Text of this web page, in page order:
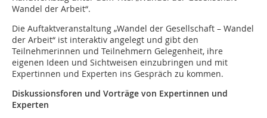
Wandel der Arbeit“.
Die Auftaktveranstaltung „Wandel der Gesellschaft – Wandel
der Arbeit“ ist interaktiv angelegt und gibt den
Teilnehmerinnen und Teilnehmern Gelegenheit, ihre
eigenen Ideen und Sichtweisen einzubringen und mit
Expertinnen und Experten ins Gespräch zu kommen.
Diskussionsforen und Vorträge von Expertinnen und
Experten